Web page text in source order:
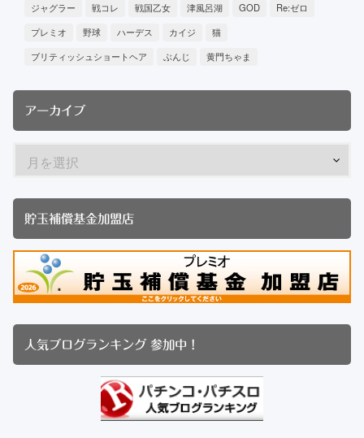
ジャグラー
戦コレ 戦国乙女 津風呂湖 GOD
Re:ゼロ
プレミオ
野球 ハーデス カイジ
猫
ブリティッシュショートヘア
ぶんじ 黄門ちゃま
アーカイブ
貯玉補償基金加盟店
人気ブログランキング 参加中！